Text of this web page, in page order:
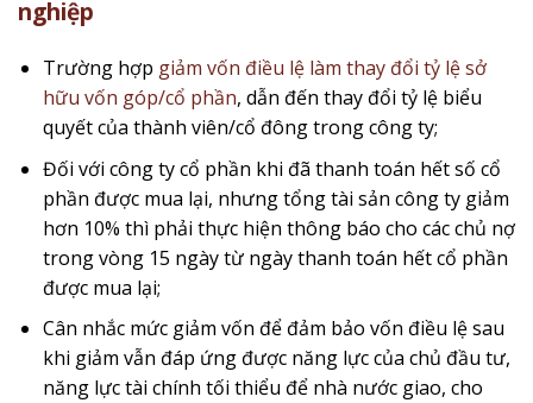
nghiệp
Trường hợp giảm vốn điều lệ làm thay đổi tỷ lệ sở
hữu vốn góp/cổ phần, dẫn đến thay đổi tỷ lệ biểu
quyết của thành viên/cổ đông trong công ty;
Đối với công ty cổ phần khi đã thanh toán hết số cổ
phần được mua lại, nhưng tổng tài sản công ty giảm
hơn 10% thì phải thực hiện thông báo cho các chủ nợ
trong vòng 15 ngày từ ngày thanh toán hết cổ phần
được mua lại;
Cân nhắc mức giảm vốn để đảm bảo vốn điều lệ sau
khi giảm vẫn đáp ứng được năng lực của chủ đầu tư,
năng lực tài chính tối thiểu để nhà nước giao, cho